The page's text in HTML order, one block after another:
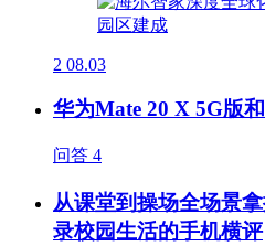
2 08.03
华为Mate 20 X 5G版
问答 4
从课堂到操场全场景
录校园生活的手机横评